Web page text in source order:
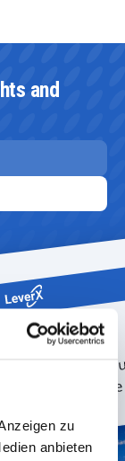
zu
anbieten
and